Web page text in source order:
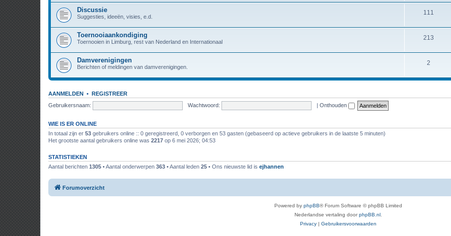
Discussie
Suggesties, ideeën, visies, e.d.
111
Toernooiaankondiging
Toernooien in Limburg, rest van Nederland en Internationaal
213
Damverenigingen
Berichten of meldingen van damverenigingen.
2
AANMELDEN • REGISTREER
Gebruikersnaam:
Wachtwoord: | Onthouden
WIE IS ER ONLINE
In totaal zijn er 53 gebruikers online :: 0 geregistreerd, 0 verborgen en 53 gasten (gebaseerd op actieve gebruikers in de laatste 5 minuten)
Het grootste aantal gebruikers online was 2217 op 6 mei 2026; 04:53
STATISTIEKEN
Aantal berichten 1305 • Aantal onderwerpen 363 • Aantal leden 25 • Ons nieuwste lid is ejhannen
Forumoverzicht
Powered by phpBB® Forum Software © phpBB Limited
Nederlandse vertaling doorphpBB.nl
Privacy | Gebruikersvoorwaarden